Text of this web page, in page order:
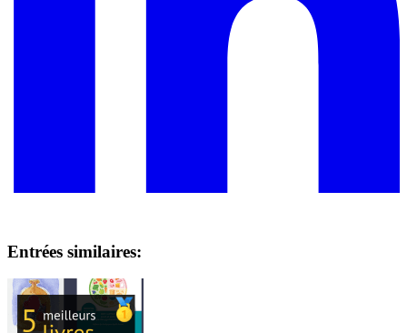
Entrées similaires: